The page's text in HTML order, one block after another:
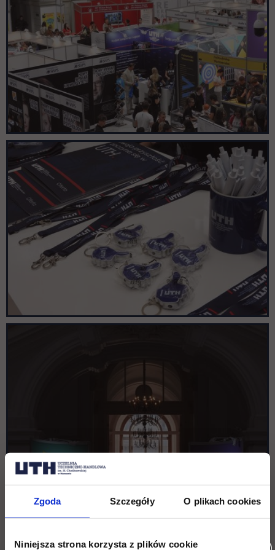
Zgoda Szczegóły O plikach cookies
Niniejsza strona korzysta z plików cookie